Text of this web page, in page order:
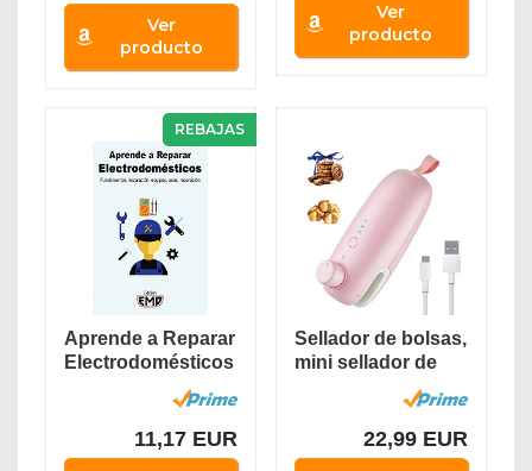
Ver
producto
Ver
producto
REBAJAS
Aprende a Reparar
Electrodomésticos
: Fundamentos,...
11,17 EUR
Sellador de bolsas,
mini sellador de
22,99 EUR